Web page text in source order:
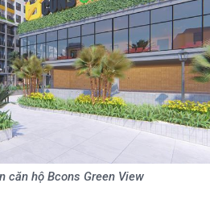
căn hộ Bcons Green View